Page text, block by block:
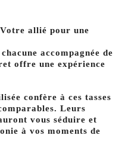
allié pour une
accompagnée de
offre une expérience
confère à ces tasses
Leurs
vous séduire et
à vos moments de